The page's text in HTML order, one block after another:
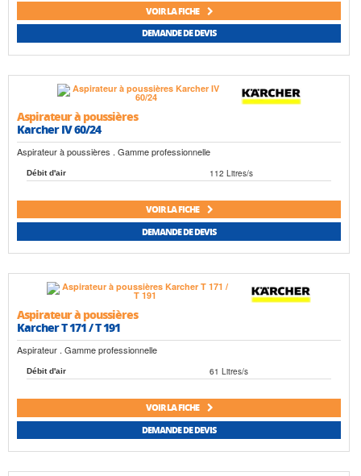
VOIR LA FICHE
DEMANDE DE DEVIS
Aspirateur à poussières
Karcher IV 60/24
Aspirateur à poussières . Gamme professionnelle
Débit d'air 112 Litres/s
VOIR LA FICHE
DEMANDE DE DEVIS
Aspirateur à poussières
Karcher T 171 / T 191
Aspirateur . Gamme professionnelle
Débit d'air 61 Litres/s
VOIR LA FICHE
DEMANDE DE DEVIS